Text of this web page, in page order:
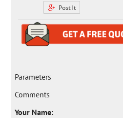
Parameters
Comments
Your Name: